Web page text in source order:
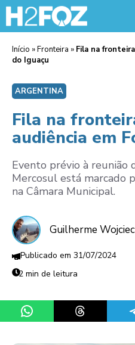
Início »Fronteira » Fila na
do Iguaçu
ARGENTINA
Fila na
audiência em
Evento prévio à reunião
Mercosul está marcado
na Câmara Municipal.
Guilherme
31/07/2024
2 min de leitura
Share on WhatsApp
Share on